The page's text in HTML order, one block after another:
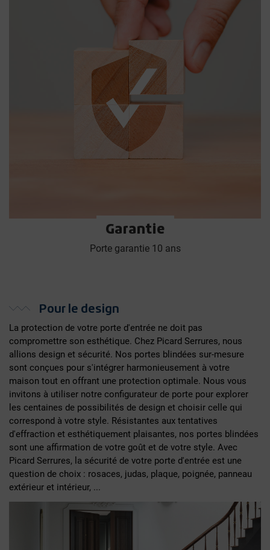
Porte garantie 10 ans
Garantie
Pour le design
La protection de votre porte d'entrée ne doit pas
compromettre son esthétique. Chez Picard Serrures, nous
allions design et sécurité. Nos portes blindées sur-mesure
sont conçues pour s'intégrer harmonieusement à votre
maison tout en offrant une protection optimale. Nous vous
invitons à utiliser notre configurateur de porte pour explorer
les centaines de possibilités de design et choisir celle qui
correspond à votre style. Résistantes aux tentatives
d'effraction et esthétiquement plaisantes, nos portes blindées
sont une affirmation de votre goût et de votre style. Avec
Picard Serrures, la sécurité de votre porte d'entrée est une
question de choix : rosaces, judas, plaque, poignée, panneau
extérieur et intérieur, ...